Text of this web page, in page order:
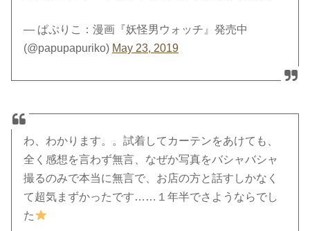
— ぱぷりこ：漫画『妖怪男ウォッチ』発売中
(@papupapuriko) May 23, 2019
わ、わかります。。試着してカーテンをあけても、
全く感想を言わず無言、なぜか写真をバシャバシャ
撮るのみで本当に無言で、お店の方と話すしかなく
て超気まずかったです……１年半でさようならでし
た